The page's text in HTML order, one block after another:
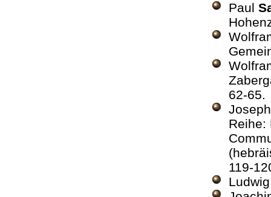
Paul
62-
Reihe:
119-